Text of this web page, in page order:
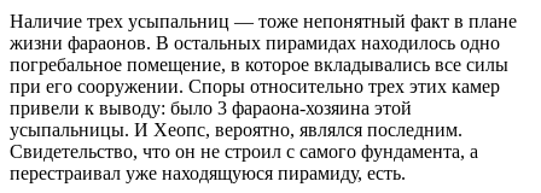
Наличие трех усыпальниц — тоже непонятный факт в плане
жизни фараонов. В остальных пирамидах находилось одно
погребальное помещение, в которое вкладывались все силы
при его сооружении. Споры относительно трех этих камер
привели к выводу: было 3 фараона-хозяина этой
усыпальницы. И Хеопс, вероятно, являлся последним.
Свидетельство, что он не строил с самого фундамента, а
перестраивал уже находящуюся пирамиду, есть.